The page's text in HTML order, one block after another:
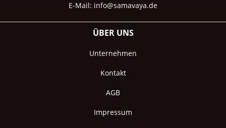
E-Mail: info@samavaya.de
ÜBER UNS
Unternehmen
Kontakt
AGB
Impressum